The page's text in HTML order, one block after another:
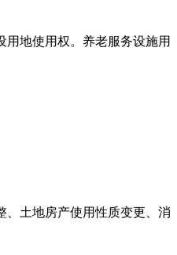
地使用权。养老服务设施用
、土地房产使用性质变更、消